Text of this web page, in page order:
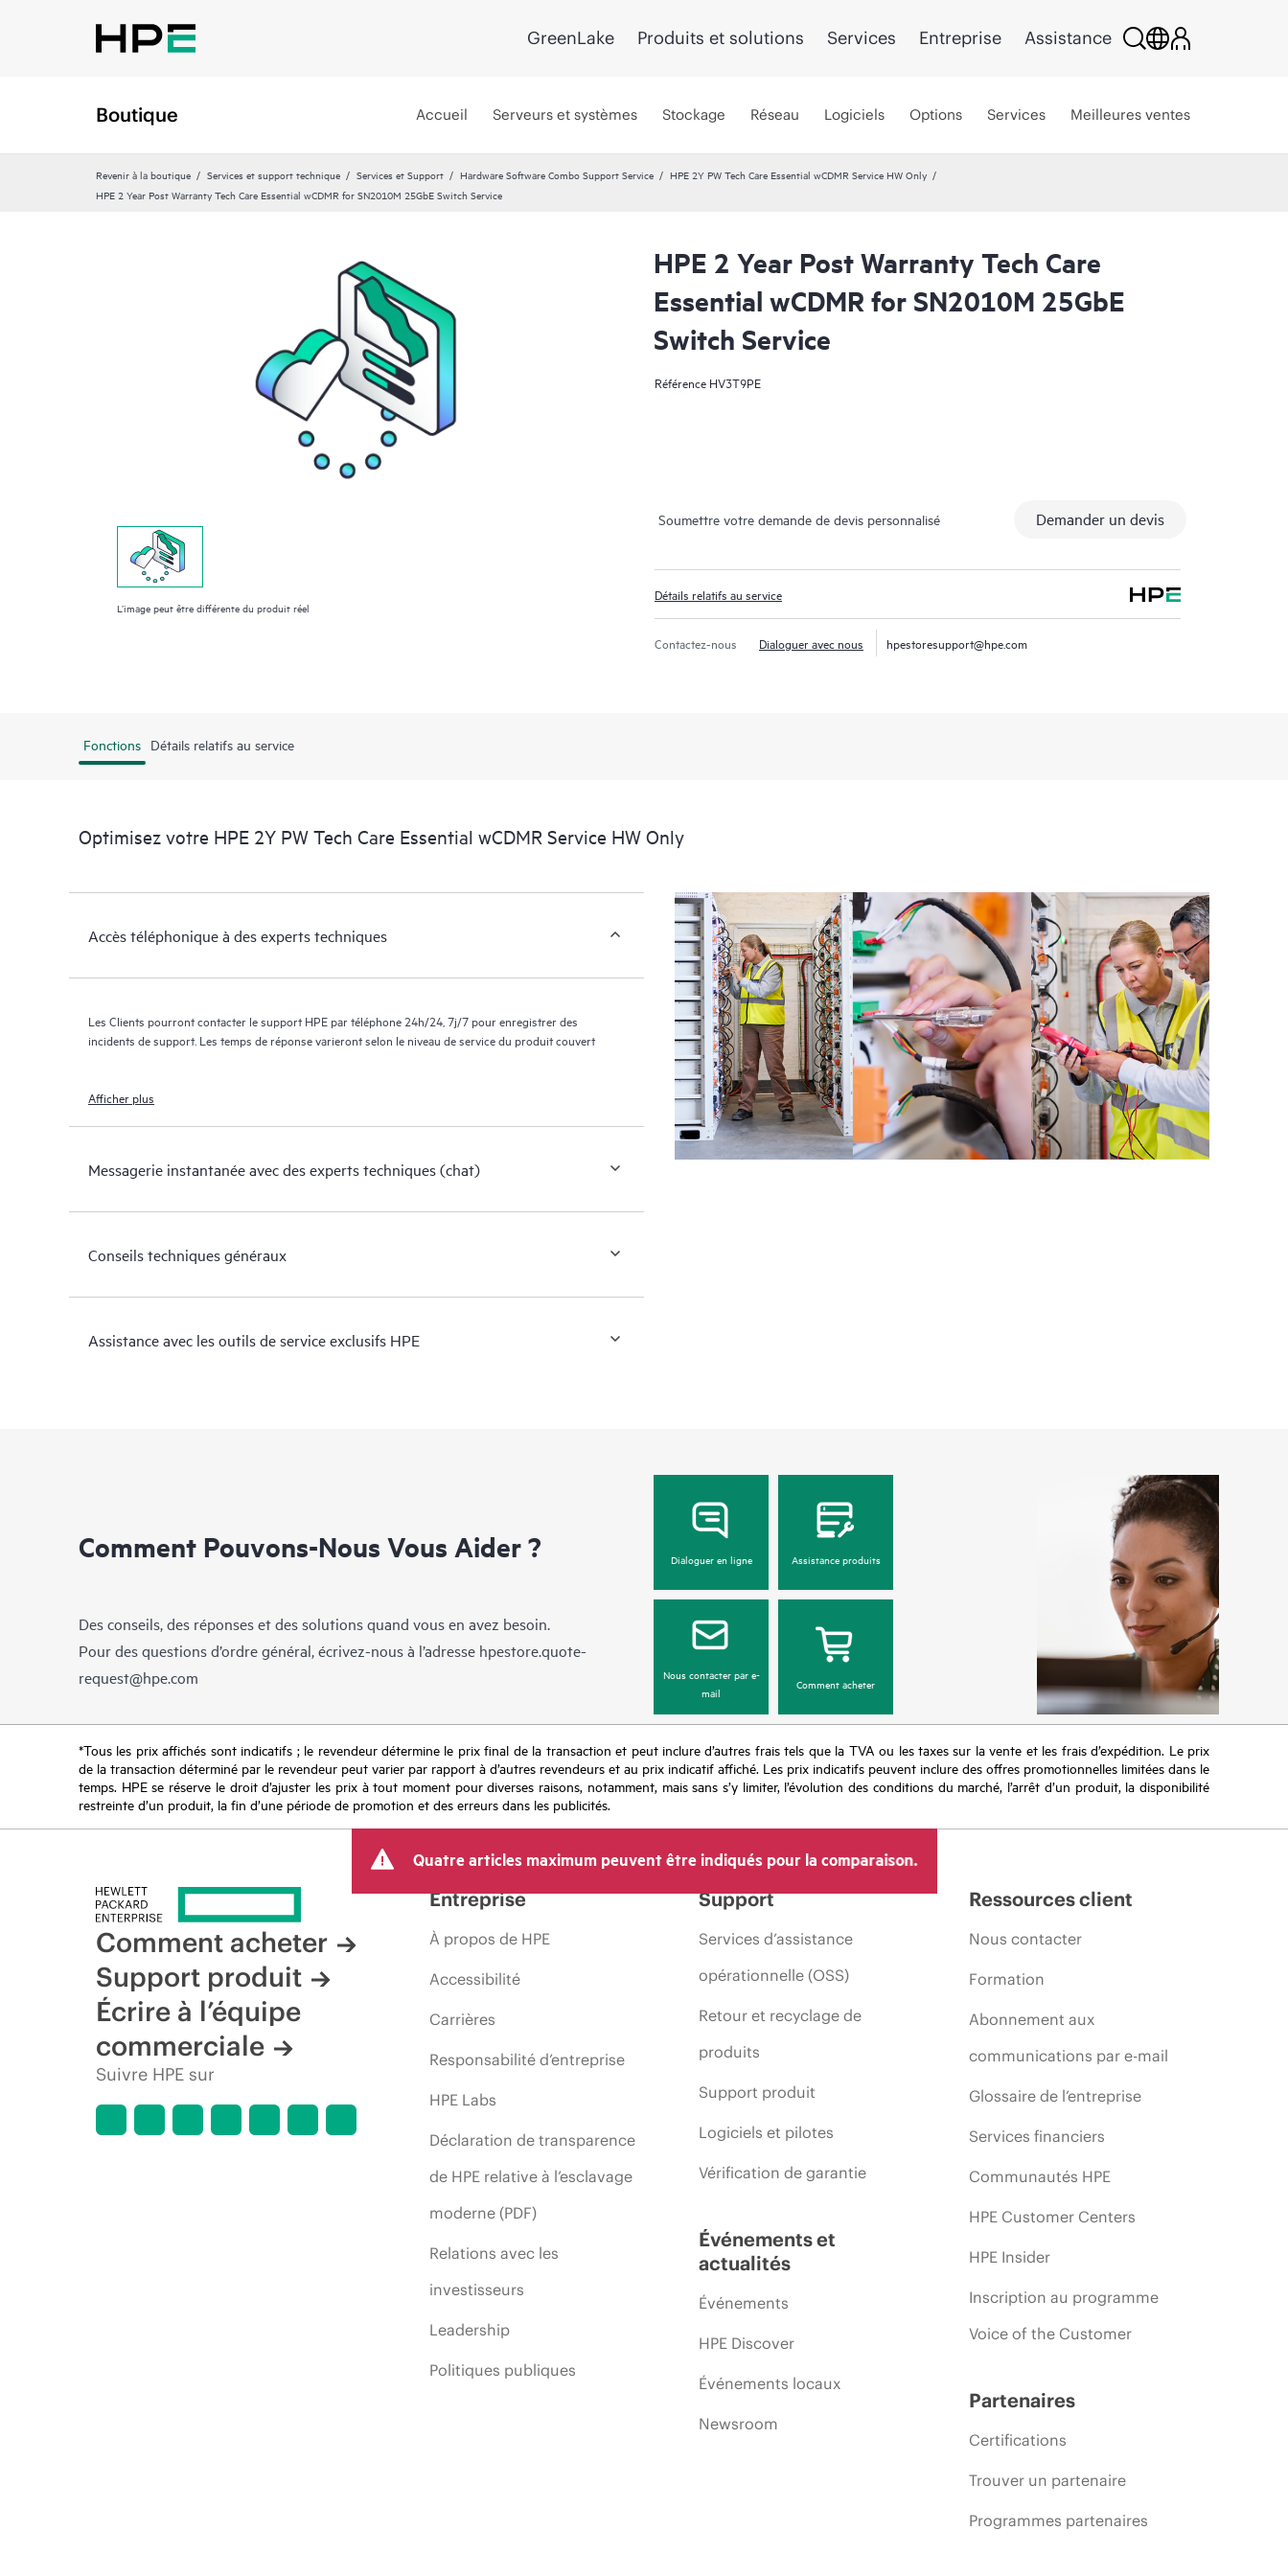
GreenLake Produits et solutions Services Entreprise Assistance
Boutique Accueil Serveurs et systèmes Stockage Réseau Logiciels Options Services Meilleures ventes
Revenir à la boutique Services et support technique Services et Support Hardware Software Combo Support Service
HPE 2Y PW Tech Care Essential wCDMR Service HW Only
HPE 2 Year Post Warranty Tech Care Essential wCDMR for SN2010M 25GbE Switch Service
L’image peut être différente du produit réel
HPE 2 Year Post Warranty Tech Care
Essential wCDMR for SN2010M 25GbE
Switch Service
Référence HV3T9PE
Soumettre votre demande de devis personnalisé Demander un devis
Détails relatifs au service
Contactez-nous Dialoguer avec nous hpestoresupport@hpe.com
Fonctions Détails relatifs au service
Optimisez votre HPE 2Y PW Tech Care Essential wCDMR Service HW Only
Accès téléphonique à des experts techniques
Les Clients pourront contacter le support HPE par téléphone 24h/24, 7j/7 pour enregistrer des
incidents de support. Les temps de réponse varieront selon le niveau de service du produit couvert
Afficher plus
Messagerie instantanée avec des experts techniques (chat)
Conseils techniques généraux
Assistance avec les outils de service exclusifs HPE
Comment Pouvons-Nous Vous Aider ?
Des conseils, des réponses et des solutions quand vous en avez besoin.
Pour des questions d’ordre général, écrivez-nous à l’adresse hpestore.quote-
request@hpe.com
Dialoguer en ligne Assistance produits
Nous contacter par e-
mail
Comment acheter
*Tous les prix affichés sont indicatifs ; le revendeur détermine le prix final de la transaction et peut inclure d’autres frais tels que la TVA ou les taxes sur la vente et les frais d’expédition. Le prix
de la transaction déterminé par le revendeur peut varier par rapport à d’autres revendeurs et au prix indicatif affiché. Les prix indicatifs peuvent inclure des offres promotionnelles limitées dans le
temps. HPE se réserve le droit d’ajuster les prix à tout moment pour diverses raisons, notamment, mais sans s’y limiter, l’évolution des conditions du marché, l’arrêt d’un produit, la disponibilité
restreinte d’un produit, la fin d’une période de promotion et des erreurs dans les publicités.
Quatre articles maximum peuvent être indiqués pour la comparaison.
Comment acheter
Support produit
Écrire à l’équipe
commerciale
Suivre HPE sur
Entreprise
À propos de HPE
Accessibilité
Carrières
Responsabilité d’entreprise
HPE Labs
Déclaration de transparence
de HPE relative à l’esclavage
moderne (PDF)
Relations avec les
investisseurs
Leadership
Politiques publiques
Support
Services d’assistance
opérationnelle (OSS)
Retour et recyclage de
produits
Support produit
Logiciels et pilotes
Vérification de garantie
Événements et
actualités
Événements
HPE Discover
Événements locaux
Newsroom
Ressources client
Nous contacter
Formation
Abonnement aux
communications par e-mail
Glossaire de l’entreprise
Services financiers
Communautés HPE
HPE Customer Centers
HPE Insider
Inscription au programme
Voice of the Customer
Partenaires
Certifications
Trouver un partenaire
Programmes partenaires